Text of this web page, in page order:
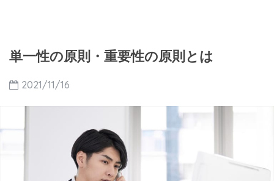
単一性の原則・重要性の原則とは
2021/11/16